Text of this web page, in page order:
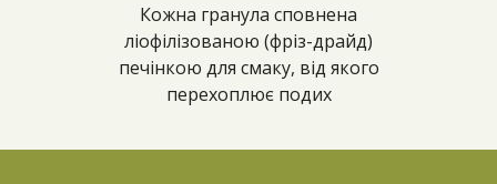
Кожна гранула сповнена
ліофілізованою (фріз-драйд)
печінкою для смаку, від якого
перехоплює подих